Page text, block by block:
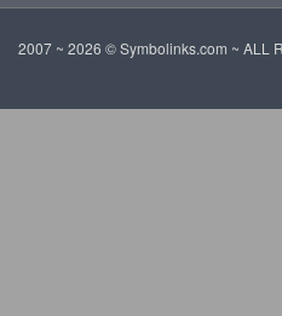
2007 ~ 2026 © Symbolinks.com ~ ALL